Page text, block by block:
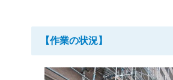
【作業の状況】